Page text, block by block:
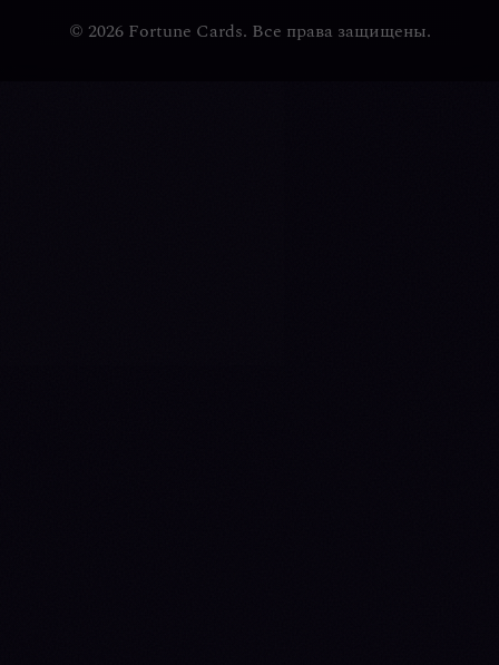
© 2026 Fortune Cards. Все права защищены.